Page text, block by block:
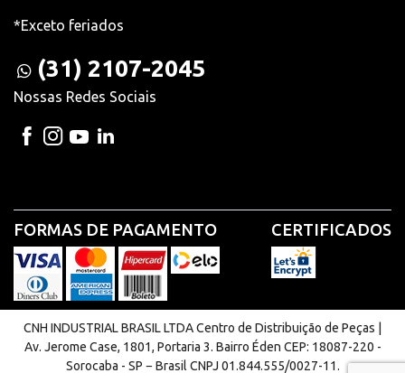
*Exceto feriados
(31) 2107-2045
Nossas Redes Sociais
FORMAS DE PAGAMENTO CERTIFICADOS
CNH INDUSTRIAL BRASIL LTDA Centro de Distribuição de Peças |
Av. Jerome Case, 1801, Portaria 3. Bairro Éden CEP: 18087-220 -
Sorocaba - SP − Brasil CNPJ 01.844.555/0027-11.